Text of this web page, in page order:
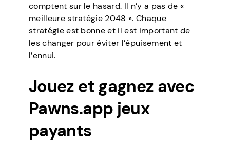
comptent sur le hasard. Il n’y a pas de «
meilleure stratégie 2048 ». Chaque
stratégie est bonne et il est important de
les changer pour éviter l’épuisement et
l’ennui.
Jouez et gagnez avec
Pawns.app jeux
payants